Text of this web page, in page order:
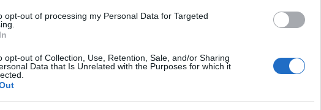
opt-out of processing my Personal Data for Targeted
opt-out of Collection, Use, Retention, Sale, and/or Sharing
Data that Is Unrelated with the Purposes for which it